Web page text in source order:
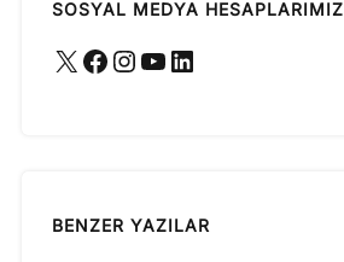
SOSYAL MEDYA HESAPLARIMIZ
X Facebook Instagram YouTube LinkedIn
BENZER YAZILAR